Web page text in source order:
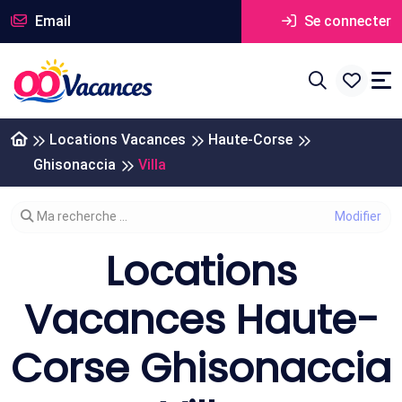
Email Se connecter
Locations Vacances
Haute-Corse
Ghisonaccia
Villa
Modifier votre recherche
Ma recherche ...
Locations
Vacances Haute-
Corse Ghisonaccia